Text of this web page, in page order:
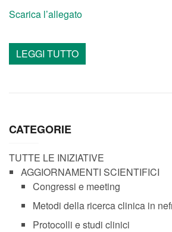
Scarica l’allegato
LEGGI TUTTO
CATEGORIE
TUTTE LE INIZIATIVE
AGGIORNAMENTI SCIENTIFICI
Congressi e meeting
Metodi della ricerca clinica in
Protocolli e studi clinici